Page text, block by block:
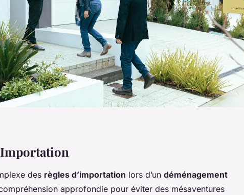
des règles d’importation lors d’un déménagement
approfondie pour éviter des mésaventures